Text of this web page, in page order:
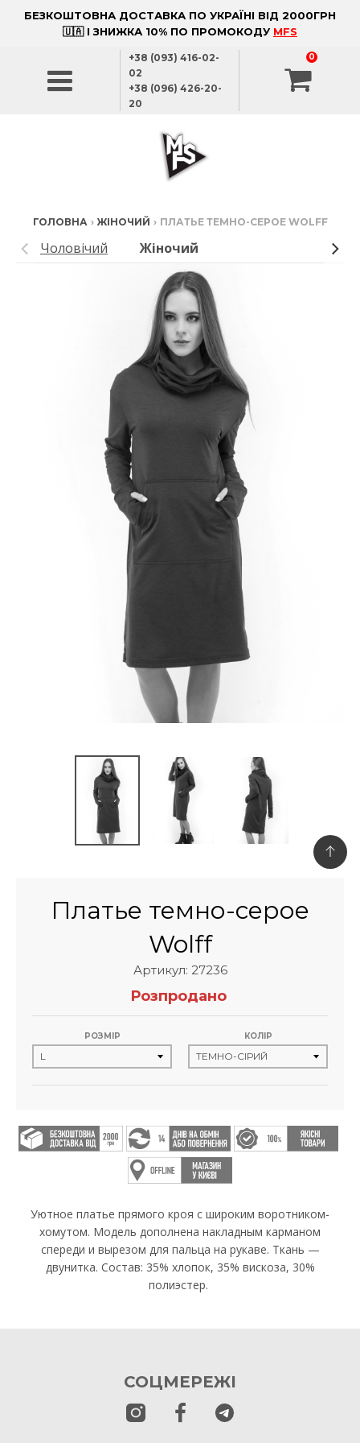
БЕЗКОШТОВНА ДОСТАВКА ПО УКРАЇНІ ВІД 2000ГРН
🇺🇦 І ЗНИЖКА 10% ПО ПРОМОКОДУ MFS
+38 (093) 416-02-
02
+38 (096) 426-20-
20
0
ГОЛОВНА › ЖІНОЧИЙ › ПЛАТЬЕ ТЕМНО-СЕРОЕ WOLFF
Чоловічий Жіночий
Платье темно-серое
Wolff
Артикул: 27236
Розпродано
РОЗМІР КОЛІР
Уютное платье прямого кроя с широким воротником-
хомутом. Модель дополнена накладным карманом
спереди и вырезом для пальца на рукаве. Ткань —
двунитка. Состав: 35% хлопок, 35% вискоза, 30%
полиэстер.
СОЦМЕРЕЖІ